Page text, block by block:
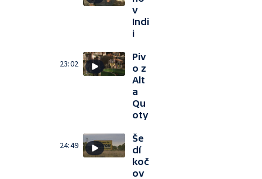
v
Indi
i
23:02
Piv
o z
Alt
a
Qu
oty
24:49
Še
dí
koč
ov